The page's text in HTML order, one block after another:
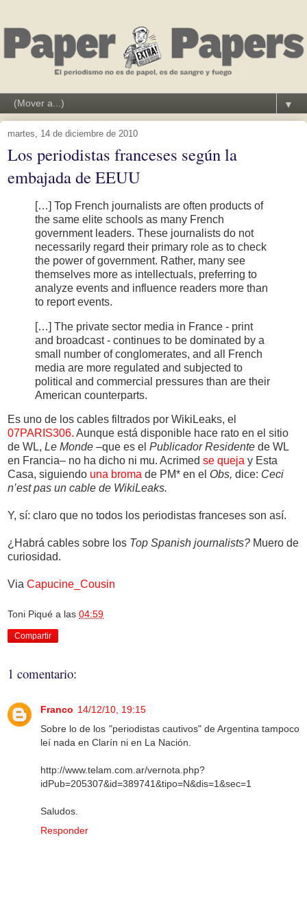
▼
martes, 14 de diciembre de 2010
Los periodistas franceses según la
embajada de EEUU
[…] Top French journalists are often products of
the same elite schools as many French
government leaders. These journalists do not
necessarily regard their primary role as to check
the power of government. Rather, many see
themselves more as intellectuals, preferring to
analyze events and influence readers more than
to report events.
[…] The private sector media in France - print
and broadcast - continues to be dominated by a
small number of conglomerates, and all French
media are more regulated and subjected to
political and commercial pressures than are their
American counterparts.
Es uno de los cables filtrados por WikiLeaks, el
07PARIS306. Aunque está disponible hace rato en el sitio
de WL, Le Monde –que es el Publicador Residente de WL
en Francia– no ha dicho ni mu. Acrimed se queja y Esta
Casa, siguiendo una broma de PM* en el Obs, dice: Ceci
n’est pas un cable de WikiLeaks.
Y, sí: claro que no todos los periodistas franceses son así.
¿Habrá cables sobre los Top Spanish journalists? Muero de
curiosidad.
Via Capucine_Cousin
Toni Piqué a las 04:59
Compartir
1 comentario:
Franco 14/12/10, 19:15
Sobre lo de los "periodistas cautivos" de Argentina tampoco
leí nada en Clarín ni en La Nación.
http://www.telam.com.ar/vernota.php?
idPub=205307&id=389741&tipo=N&dis=1&sec=1
Saludos.
Responder